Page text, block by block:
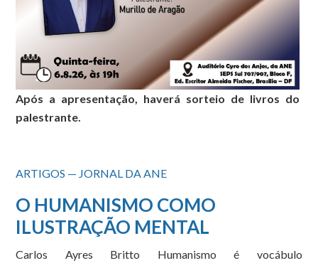
Após a apresentação, haverá sorteio de livros do
palestrante.
ARTIGOS — JORNAL DA ANE
O HUMANISMO COMO
ILUSTRAÇÃO MENTAL
Carlos Ayres Britto Humanismo é vocábulo